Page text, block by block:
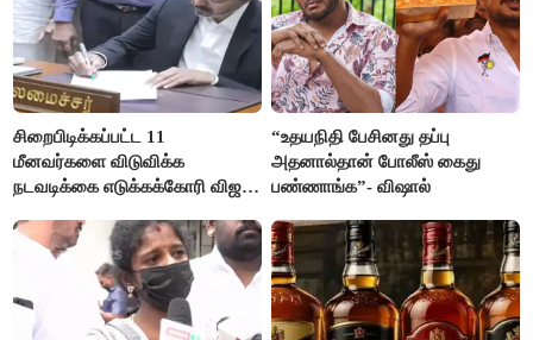
சிறைபிடிக்கப்பட்ட 11
மீனவர்களை விடுவிக்க
நடவடிக்கை எடுக்கக்கோரி விஜய்
“உதயநிதி பேசினது தப்பு
அதனால்தான் போலீஸ் கைது
பண்ணாங்க”- விஷால்